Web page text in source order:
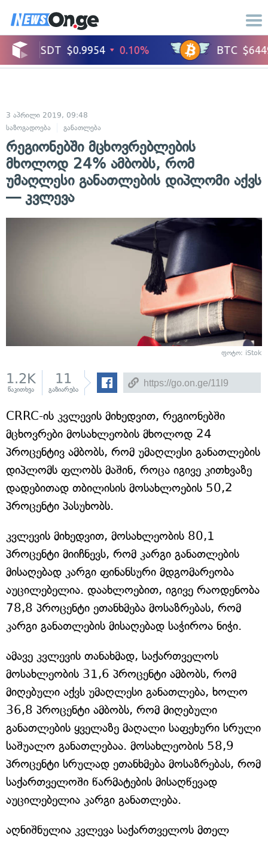
3 აპრილი 2019, 09:48
საზოგადოება
განათლება
რეგიონებში მცხოვრებლების
მხოლოდ 24% ამბობს, რომ
უმაღლესი განათლების დიპლომი აქვს
— კვლევა
ფოტო: iStok
1.2K
წაკითხვა
11
გაზიარება
CRRC-ის კვლევის მიხედვით, რეგიონებში
მცხოვრები მოსახლეობის მხოლოდ 24
პროცენტივ ამბობს, რომ უმაღლესი განათლების
დიპლომს ფლობს მაშინ, როცა იგივე კითხვაზე
დადებითად თბილისის მოსახლოების 50,2
პროცენტი პასუხობს.
კვლევის მიხედვით, მოსახლეობის 80,1
პროცენტი მიიჩნევს, რომ კარგი განათლების
მისაღებად კარგი ფინანსური მდგომარეობა
აუცილებელია. დაახლოებით, იგივე რაოდენობა
78,8 პროცენტი ეთანხმება მოსაზრებას, რომ
კარგი განათლების მისაღებად საჭიროა ნიჭი.
ამავე კვლევის თანახმად, საქართველოს
მოსახლეობის 31,6 პროცენტი ამბობს, რომ
მიღებული აქვს უმაღლესი განათლება, ხოლო
36,8 პროცენტი ამბობს, რომ მიღებული
განათლების ყველაზე მაღალი საფეხური სრული
საშუალო განათლებაა. მოსახლეობის 58,9
პროცენტი სრულად ეთანხმება მოსაზრებას, რომ
საქართველოში წარმატების მისაღწევად
აუცილებელია კარგი განათლება.
აღნიშნულია კვლევა საქართველოს მთელ